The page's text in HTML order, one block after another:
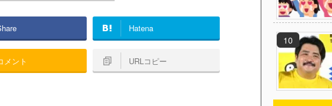
Hatena
メント URLコピー